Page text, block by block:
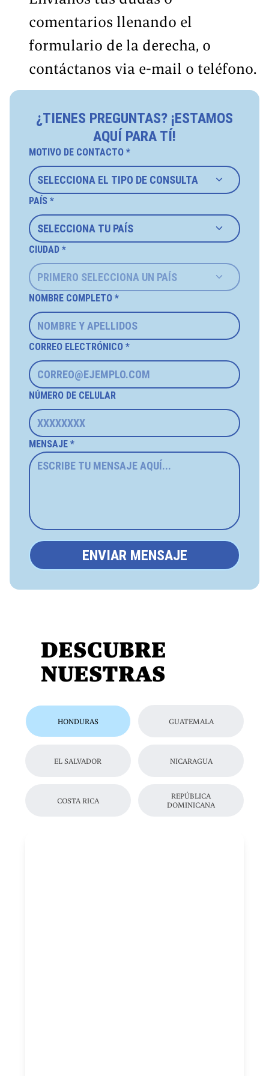
comentarios llenando el
formulario de la derecha, o
contáctanos via e-mail o teléfono.
¿TIENES PREGUNTAS? ¡ESTAMOS
AQUÍ PARA TÍ!
MOTIVO DE CONTACTO *
PAÍS *
CIUDAD *
NOMBRE COMPLETO *
CORREO ELECTRÓNICO *
NÚMERO DE CELULAR
MENSAJE *
ENVIAR MENSAJE
DESCUBRE
NUESTRAS
HONDURAS GUATEMALA
EL SALVADOR NICARAGUA
COSTA RICA
REPÚBLICA
DOMINICANA